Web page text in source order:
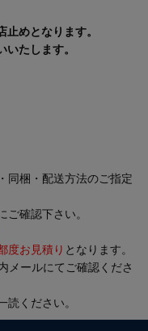
めとなります。
たします。
同梱・配送方法のご指定
確認下さい。
度お見積り となります。
メールにてご確認くださ
読ください。